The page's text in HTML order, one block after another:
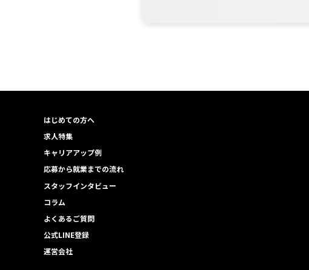
はじめての方へ
求人特集
キャリアアップ例
応募から就業までの流れ
スタッフインタビュー
コラム
よくあるご質問
公式LINE登録
運営会社